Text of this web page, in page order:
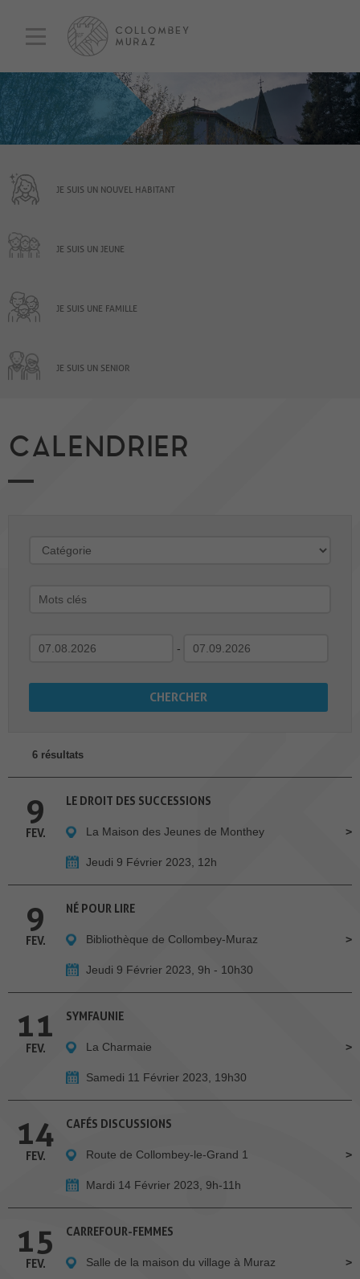
JE SUIS UN NOUVEL HABITANT
JE SUIS UN JEUNE
JE SUIS UNE FAMILLE
JE SUIS UN SENIOR
CALENDRIER
-
6 résultats
9
FEV.
LE DROIT DES SUCCESSIONS
La Maison des Jeunes de Monthey
Jeudi 9 Février 2023, 12h
9
FEV.
NÉ POUR LIRE
Bibliothèque de Collombey-Muraz
Jeudi 9 Février 2023, 9h - 10h30
11
FEV.
SYMFAUNIE
La Charmaie
Samedi 11 Février 2023, 19h30
14
FEV.
CAFÉS DISCUSSIONS
Route de Collombey-le-Grand 1
Mardi 14 Février 2023, 9h-11h
15
FEV.
CARREFOUR-FEMMES
Salle de la maison du village à Muraz